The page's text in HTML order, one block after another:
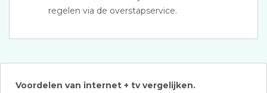
regelen via de overstapservice.
Voordelen van internet + tv vergelijken.